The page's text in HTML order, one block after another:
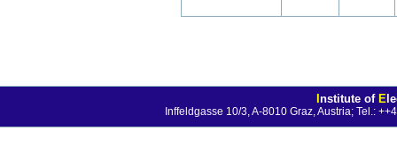
Institute of E
Inffeldgasse 10/3, A-8010 Graz, Austria; Tel.: